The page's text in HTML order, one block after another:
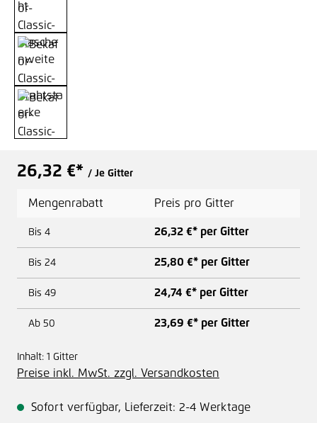
26,32 €* / Je Gitter
Mengenrabatt Preis pro Gitter
Bis 4 26,32 €* per Gitter
Bis 24 25,80 €* per Gitter
Bis 49 24,74 €* per Gitter
Ab 50 23,69 €* per Gitter
Inhalt: 1 Gitter
Preise inkl. MwSt. zzgl. Versandkosten
Sofort verfügbar, Lieferzeit: 2-4 Werktage